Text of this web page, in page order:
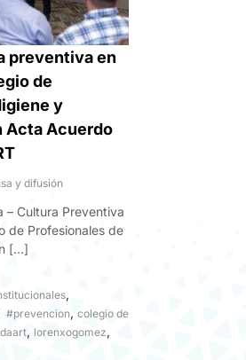
preventiva en
de
y
Acta Acuerdo
y difusión
– Cultura Preventiva
de Profesionales de
[…]
,
#prevencion , colegio de
, lorenxogomez ,